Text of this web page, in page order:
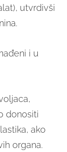
utvrdivši
i u
donositi
ako
organa.